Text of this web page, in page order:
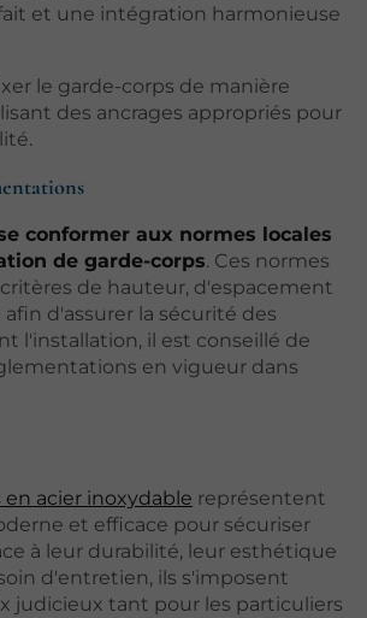
et une intégration harmonieuse
le garde-corps de manière
des ancrages appropriés pour
conformer aux normes locales
de garde-corps. Ces normes
de hauteur, d'espacement
d'assurer la sécurité des
l'installation, il est conseillé de
en vigueur dans
acier inoxydable représentent
et efficace pour sécuriser
à leur durabilité, leur esthétique
d'entretien, ils s'imposent
judicieux tant pour les particuliers